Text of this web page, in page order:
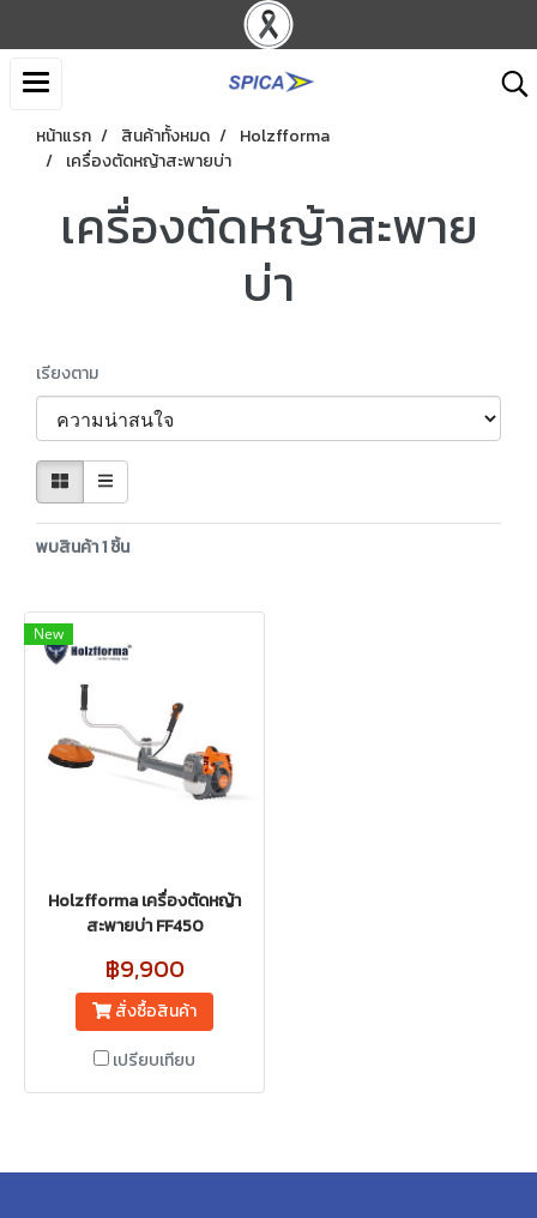
หน้าแรก สินค้าทั้งหมด
Holzfforma
เครื่องตัดหญ้าสะพายบ่า
เครื่องตัดหญ้าสะพาย
บ่า
เรียงตาม
พบสินค้า 1 ชิ้น
New
Holzfforma เครื่องตัดหญ้า
สะพายบ่า FF450
฿9,900
สั่งซื้อสินค้า
เปรียบเทียบ